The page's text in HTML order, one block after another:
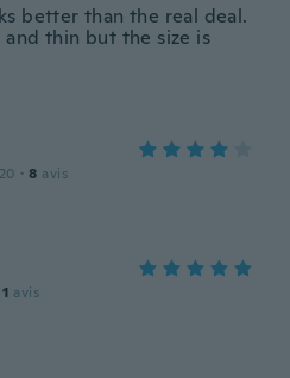
better than the real deal.
and thin but the size is
· 8 avis
1 avis